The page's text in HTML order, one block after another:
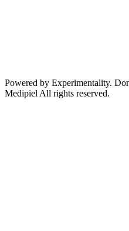
Powered by Experimentality.
Medipiel All rights reserved.